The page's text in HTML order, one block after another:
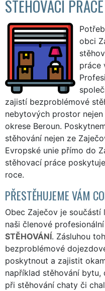
STĚHOVACÍ PRÁCE
obci
práce
zajistí bezproblémové
nebytových prostor
okrese Beroun.
stěhování nejen ze
Evropské unie přímo do
stěhovací práce
roce.
PŘESTĚHUJEME VÁM
Obec Zaječov je
naši členové
STĚHOVÁNÍ. Zásluhou
bezproblémové
poskytnout a zajistit
například stěhování bytu,
při stěhování chaty či